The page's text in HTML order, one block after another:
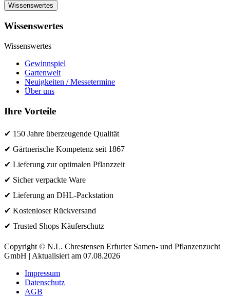
Wissenswertes
Wissenswertes
Wissenswertes
Gewinnspiel
Gartenwelt
Neuigkeiten / Messetermine
Über uns
Ihre Vorteile
✔ 150 Jahre überzeugende Qualität
✔ Gärtnerische Kompetenz seit 1867
✔ Lieferung zur optimalen Pflanzzeit
✔ Sicher verpackte Ware
✔ Lieferung an DHL-Packstation
✔ Kostenloser Rückversand
✔ Trusted Shops Käuferschutz
Copyright © N.L. Chrestensen Erfurter Samen- und Pflanzenzucht
GmbH | Aktualisiert am 07.08.2026
Impressum
Datenschutz
AGB